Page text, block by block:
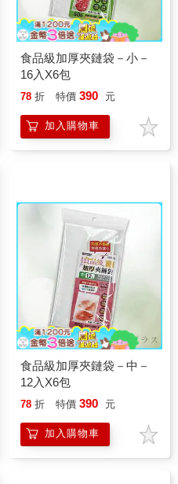
食品級加厚夾鏈袋－小－
16入X6包
78 折 特價 390 元
加入購物車
食品級加厚夾鏈袋－中－
12入X6包
78 折 特價 390 元
加入購物車